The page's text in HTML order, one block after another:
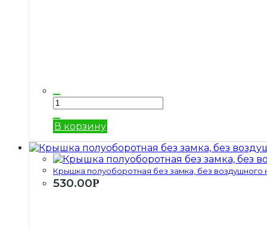
В корзину
Крышка полуоборотная без замка, без воздушного
530.00Р